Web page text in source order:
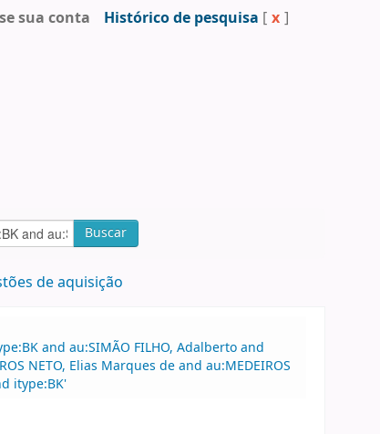
sua conta Histórico de pesquisa [ x ]
Buscar
de aquisição
and au:SIMÃO FILHO, Adalberto and
NETO, Elias Marques de and au:MEDEIROS
itype:BK'